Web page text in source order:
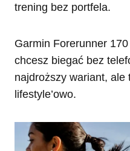
trening bez portfela.
Garmin Forerunner
chcesz biegać bez
najdroższy wariant,
lifestyle’owo.